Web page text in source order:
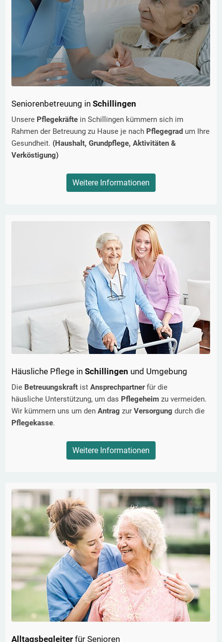
Seniorenbetreuung in Schillingen
Unsere Pflegekräfte in Schillingen kümmern sich im
Rahmen der Betreuung zu Hause je nach Pflegegrad um Ihre
Gesundheit. (Haushalt, Grundpflege, Aktivitäten &
Verköstigung)
Weitere Informationen
Häusliche Pflege in Schillingen und Umgebung
Die Betreuungskraft ist Ansprechpartnerfür die
häusliche Unterstützung, um das Pflegeheim zu vermeiden.
Wir kümmern uns um den Antrag zur Versorgung durch die
Pflegekasse.
Weitere Informationen
Alltagsbegleiter für Senioren